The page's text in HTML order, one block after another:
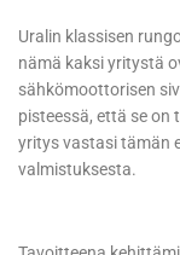
Uralin klassisen
nämä kaksi yritystä
sähkömoottorisen
pisteessä, että se
yritys vastasi tämän
valmistuksesta.